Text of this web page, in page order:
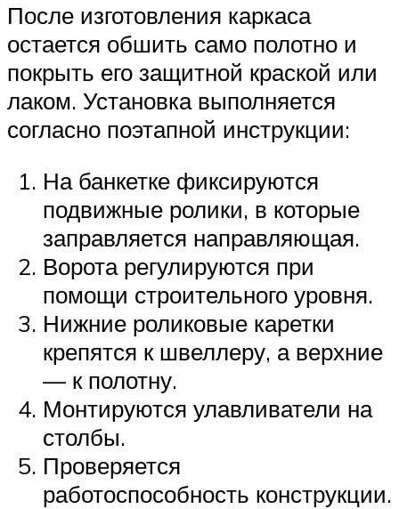
После изготовления каркаса
остается обшить само полотно и
покрыть его защитной краской или
лаком. Установка выполняется
согласно поэтапной инструкции:
На банкетке фиксируются
подвижные ролики, в которые
заправляется направляющая.
Ворота регулируются при
помощи строительного уровня.
Нижние роликовые каретки
крепятся к швеллеру, а верхние
— к полотну.
Монтируются улавливатели на
столбы.
Проверяется
работоспособность конструкции.